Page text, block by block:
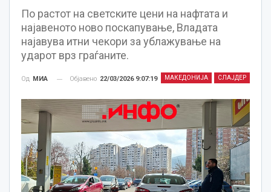
По растот на светските цени на нафтата и
најавеното ново поскапување, Владата
најавува итни чекори за ублажување на
ударот врз граѓаните.
МАКЕДОНИЈА СЛАЈДЕР
Од МИА Објавено 22/03/2026 9:07:19